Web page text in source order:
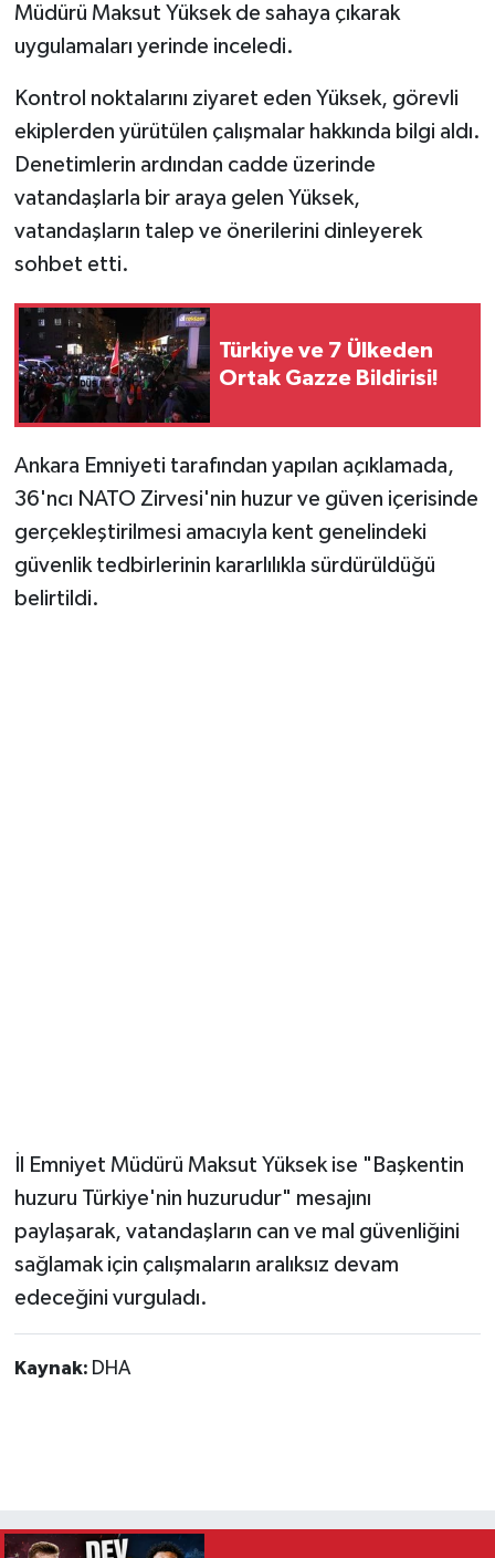
Müdürü Maksut Yüksek de sahaya çıkarak
uygulamaları yerinde inceledi.
Kontrol noktalarını ziyaret eden Yüksek, görevli
ekiplerden yürütülen çalışmalar hakkında bilgi aldı.
Denetimlerin ardından cadde üzerinde
vatandaşlarla bir araya gelen Yüksek,
vatandaşların talep ve önerilerini dinleyerek
sohbet etti.
Türkiye ve 7 Ülkeden
Ortak Gazze Bildirisi!
Ankara Emniyeti tarafından yapılan açıklamada,
36'ncı NATO Zirvesi'nin huzur ve güven içerisinde
gerçekleştirilmesi amacıyla kent genelindeki
güvenlik tedbirlerinin kararlılıkla sürdürüldüğü
belirtildi.
İl Emniyet Müdürü Maksut Yüksek ise "Başkentin
huzuru Türkiye'nin huzurudur" mesajını
paylaşarak, vatandaşların can ve mal güvenliğini
sağlamak için çalışmaların aralıksız devam
edeceğini vurguladı.
Kaynak: DHA
Spor
Yaşam